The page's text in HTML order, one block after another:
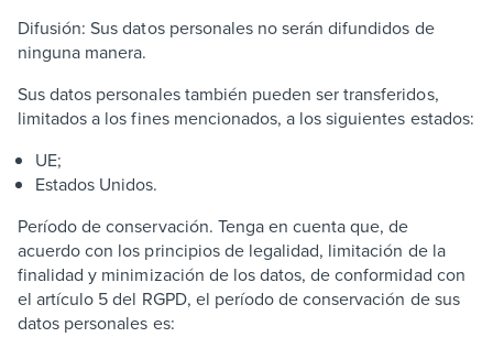
Difusión: Sus datos personales no serán difundidos de
ninguna manera.
Sus datos personales también pueden ser transferidos,
limitados a los fines mencionados, a los siguientes estados:
UE;
Estados Unidos.
Período de conservación. Tenga en cuenta que, de
acuerdo con los principios de legalidad, limitación de la
finalidad y minimización de los datos, de conformidad con
el artículo 5 del RGPD, el período de conservación de sus
datos personales es: